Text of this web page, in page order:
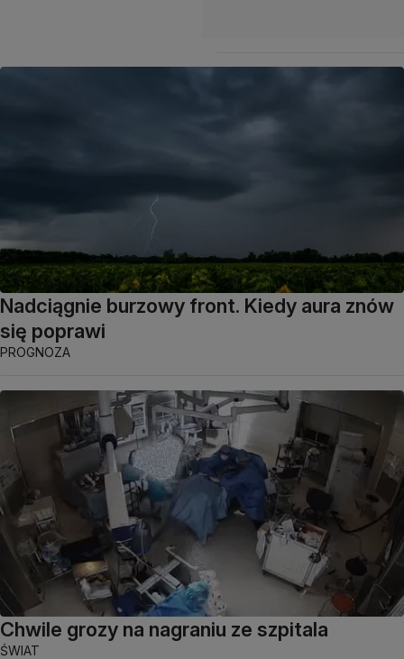
Nadciągnie burzowy front. Kiedy aura znów
się poprawi
PROGNOZA
Chwile grozy na nagraniu ze szpitala
ŚWIAT